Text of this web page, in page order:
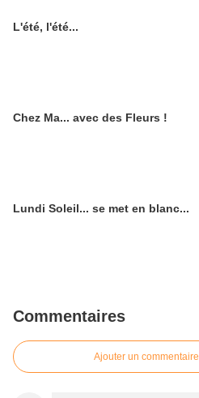
L'été, l'été...
Chez Ma... avec des Fleurs !
Lundi Soleil... se met en blanc...
Commentaires
Ajouter un commentaire